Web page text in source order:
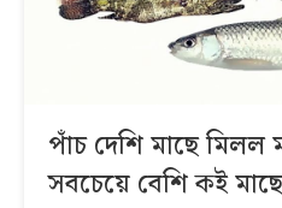
পাঁচ দেশি মাছে মিলল
সবচেয়ে বেশি কই মাছে